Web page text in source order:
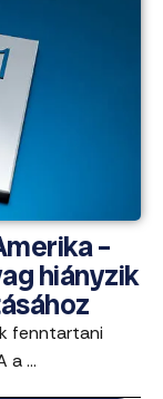
–
hiányzik
fenntartani
a ...